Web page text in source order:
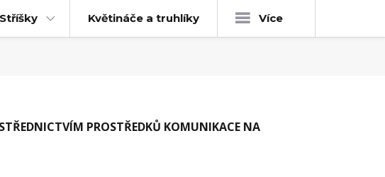
Květináče a truhlíky Více
PROSTŘEDKŮ KOMUNIKACE NA